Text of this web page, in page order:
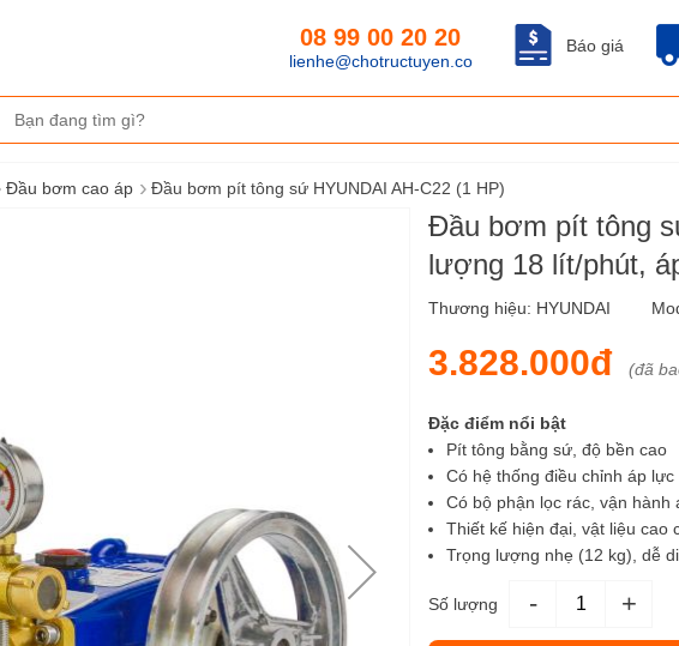
Báo giá
08 99 00 20 20
lienhe@chotructuyen.co
Đầu bơm cao áp › Đầu bơm pít tông sứ HYUNDAI AH-C22 (1 HP)
Đầu bơm pít tông
lượng 18 lít/phút,
Thương hiệu: HYUNDAI
3.828.000đ (đã
Đặc điểm nổi bật
Pít tông bằng sứ, độ bền cao
Có hệ thống điều chỉnh áp lực
Có bộ phận lọc rác, vận hành
Thiết kế hiện đại, vật liệu cao
Trọng lượng nhẹ (12 kg), dễ
Số lượng - +